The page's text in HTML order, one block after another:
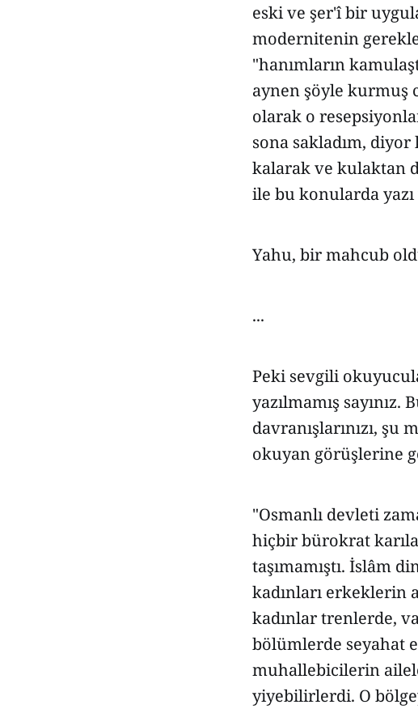
eski ve şer'î bir
modernitenin
"hanımların
aynen şöyle kurmuş
olarak o
sona sakladım,
kalarak ve kulaktan
ile bu konularda yazı
Yahu, bir mahcub
...
Peki sevgili
yazılmamış sayınız.
davranışlarınızı, şu
okuyan görüşlerine
"Osmanlı devleti
hiçbir bürokrat
taşımamıştı. İslâm
kadınları erkeklerin
kadınlar trenlerde,
bölümlerde seyahat
muhallebicilerin
yiyebilirlerdi. O